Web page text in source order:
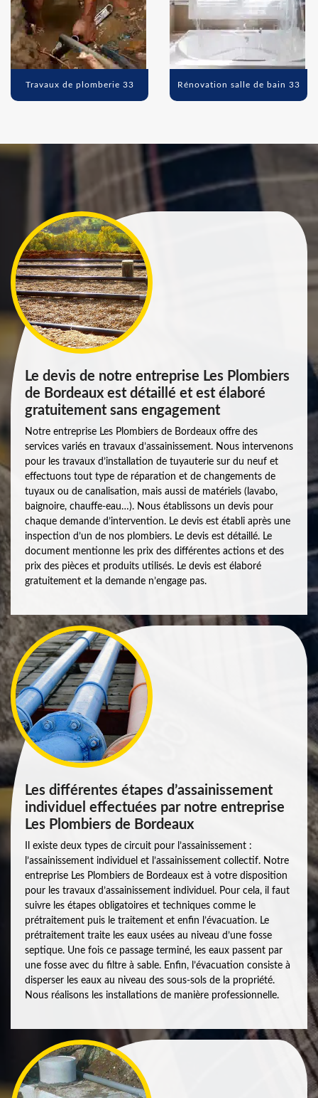
Travaux de plomberie 33 Rénovation salle de bain 33
Le devis de notre entreprise Les Plombiers
de Bordeaux est détaillé et est élaboré
gratuitement sans engagement
Notre entreprise Les Plombiers de Bordeaux offre des
services variés en travaux d’assainissement. Nous intervenons
pour les travaux d’installation de tuyauterie sur du neuf et
effectuons tout type de réparation et de changements de
tuyaux ou de canalisation, mais aussi de matériels (lavabo,
baignoire, chauffe-eau…). Nous établissons un devis pour
chaque demande d’intervention. Le devis est établi après une
inspection d’un de nos plombiers. Le devis est détaillé. Le
document mentionne les prix des différentes actions et des
prix des pièces et produits utilisés. Le devis est élaboré
gratuitement et la demande n’engage pas.
Les différentes étapes d’assainissement
individuel effectuées par notre entreprise
Les Plombiers de Bordeaux
Il existe deux types de circuit pour l’assainissement :
l’assainissement individuel et l’assainissement collectif. Notre
entreprise Les Plombiers de Bordeaux est à votre disposition
pour les travaux d’assainissement individuel. Pour cela, il faut
suivre les étapes obligatoires et techniques comme le
prétraitement puis le traitement et enfin l’évacuation. Le
prétraitement traite les eaux usées au niveau d’une fosse
septique. Une fois ce passage terminé, les eaux passent par
une fosse avec du filtre à sable. Enfin, l’évacuation consiste à
disperser les eaux au niveau des sous-sols de la propriété.
Nous réalisons les installations de manière professionnelle.